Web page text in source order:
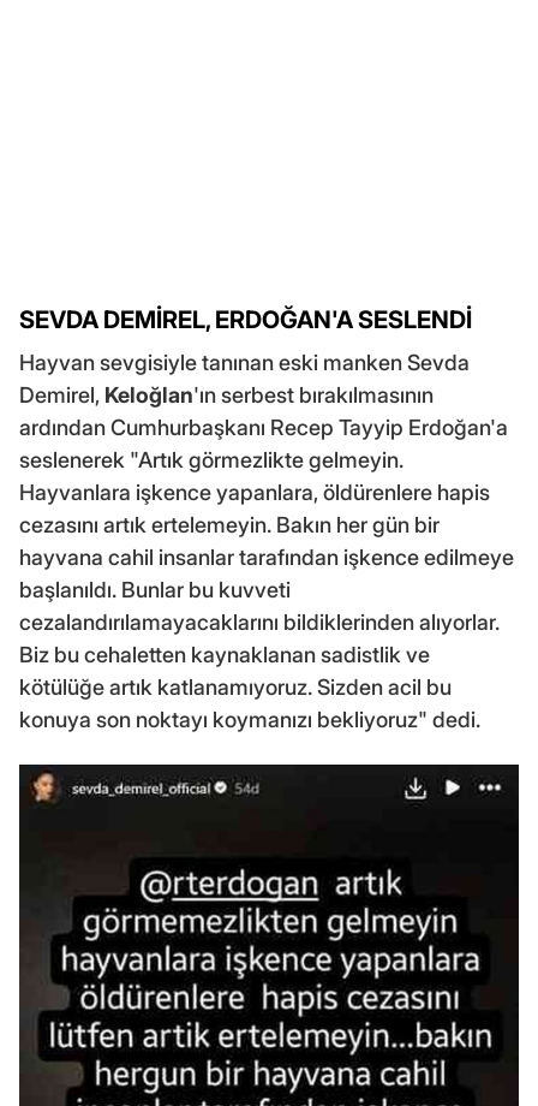
SEVDA DEMİREL, ERDOĞAN'A SESLENDİ
Hayvan sevgisiyle tanınan eski manken Sevda
Demirel, Keloğlan'ın serbest bırakılmasının
ardından Cumhurbaşkanı Recep Tayyip Erdoğan'a
seslenerek "Artık görmezlikte gelmeyin.
Hayvanlara işkence yapanlara, öldürenlere hapis
cezasını artık ertelemeyin. Bakın her gün bir
hayvana cahil insanlar tarafından işkence edilmeye
başlanıldı. Bunlar bu kuvveti
cezalandırılamayacaklarını bildiklerinden alıyorlar.
Biz bu cehaletten kaynaklanan sadistlik ve
kötülüğe artık katlanamıyoruz. Sizden acil bu
konuya son noktayı koymanızı bekliyoruz" dedi.